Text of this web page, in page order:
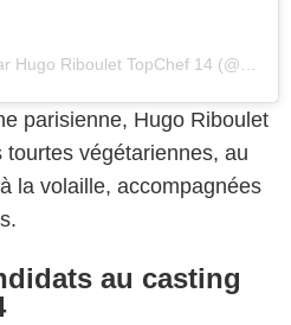
parisienne, Hugo Riboulet
végétariennes, au
la volaille, accompagnées
au casting